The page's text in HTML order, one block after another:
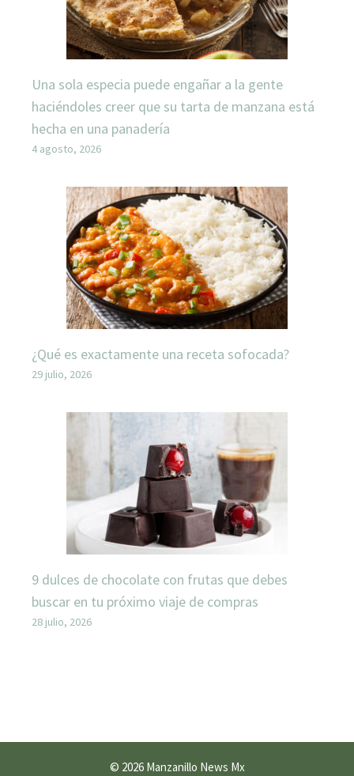
Una sola especia puede engañar a la gente
haciéndoles creer que su tarta de manzana está
hecha en una panadería
4 agosto, 2026
¿Qué es exactamente una receta sofocada?
29 julio, 2026
9 dulces de chocolate con frutas que debes
buscar en tu próximo viaje de compras
28 julio, 2026
© 2026 Manzanillo News Mx